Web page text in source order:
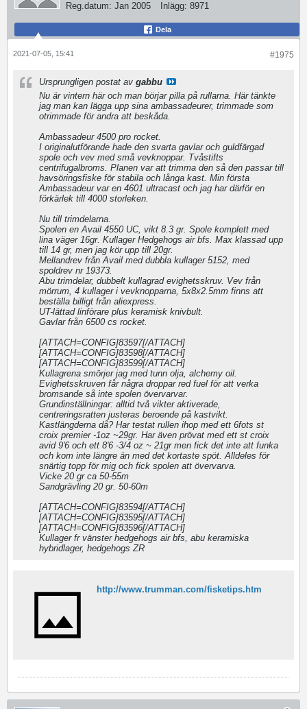
Reg.datum: Jan 2005 Inlägg: 8971
Dela
#1975
2021-07-05, 15:41
Ursprungligen postat av gabbu
Nu är vintern här och man börjar pilla på rullarna. Här tänkte
jag man kan lägga upp sina ambassadeurer, trimmade som
otrimmade för andra att beskåda.
Ambassadeur 4500 pro rocket.
I originalutförande hade den svarta gavlar och guldfärgad
spole och vev med små vevknoppar. Tvåstifts
centrifugalbroms. Planen var att trimma den så den passar till
havsöringsfiske för stabila och långa kast. Min första
Ambassadeur var en 4601 ultracast och jag har därför en
förkärlek till 4000 storleken.
Nu till trimdelarna.
Spolen en Avail 4550 UC, vikt 8.3 gr. Spole komplett med
lina väger 16gr. Kullager Hedgehogs air bfs. Max klassad upp
till 14 gr, men jag kör upp till 20gr.
Mellandrev från Avail med dubbla kullager 5152, med
spoldrev nr 19373.
Abu trimdelar, dubbelt kullagrad evighetsskruv. Vev från
mörrum, 4 kullager i vevknopparna, 5x8x2.5mm finns att
beställa billigt från aliexpress.
UT-lättad linförare plus keramisk knivbult.
Gavlar från 6500 cs rocket.
[ATTACH=CONFIG]83597[/ATTACH]
[ATTACH=CONFIG]83598[/ATTACH]
[ATTACH=CONFIG]83599[/ATTACH]
Kullagrena smörjer jag med tunn olja, alchemy oil.
Evighetsskruven får några droppar red fuel för att verka
bromsande så inte spolen övervarvar.
Grundinställningar: alltid två vikter aktiverade,
centreringsratten justeras beroende på kastvikt.
Kastlängderna då? Har testat rullen ihop med ett 6fots st
croix premier -1oz ~29gr. Har även prövat med ett st croix
avid 9'6 och ett 8'6 -3/4 oz ~ 21gr men fick det inte att funka
och kom inte längre än med det kortaste spöt. Alldeles för
snärtig topp för mig och fick spolen att övervarva.
Vicke 20 gr ca 50-55m
Sandgrävling 20 gr. 50-60m
[ATTACH=CONFIG]83594[/ATTACH]
[ATTACH=CONFIG]83595[/ATTACH]
[ATTACH=CONFIG]83596[/ATTACH]
Kullager fr vänster hedgehogs air bfs, abu keramiska
hybridlager, hedgehogs ZR
http://www.trumman.com/fisketips.htm